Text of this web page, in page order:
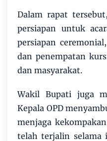
Dalam rapat
persiapan untuk
persiapan
dan penempatan
dan masyarakat.
Wakil Bupati juga
Kepala OPD
menjaga
telah terjalin selama